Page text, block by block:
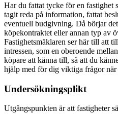
Har du fattat tycke för en fastighet
tagit reda på information, fattat
eventuell budgivning. Då börjar
köpekontraktet eller annan typ av
Fastighetsmäklaren ser här till att
intressen, som en oberoende
köpare att känna till, så att du
hjälp med för dig viktiga frågor
Undersökningsplikt
Utgångspunkten är att fastigheter